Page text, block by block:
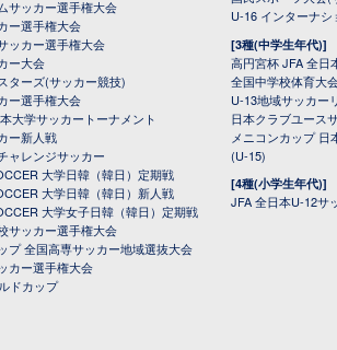
サッカー選手権大会
ー選手権大会
ッカー選手権大会
ー大会
ターズ(サッカー競技)
ー選手権大会
大学サッカートーナメント
ー新人戦
ャレンジサッカー
大学日韓（韓日）定期戦
大学日韓（韓日）新人戦
大学女子日韓（韓日）定期戦
サッカー選手権大会
プ 全国高専サッカー地域選抜大会
カー選手権大会
ドカップ
U-16 インターナ
[3種(中学生年代)]
高円宮杯 JFA 全日
全国中学校体育大
U-13地域サッカー
日本クラブユース
メニコンカップ
(U-15)
[4種(小学生年代)]
JFA 全日本U-12サ